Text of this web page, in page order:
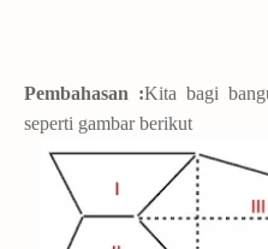
Pembahasan :Kita bagi
seperti gambar berikut